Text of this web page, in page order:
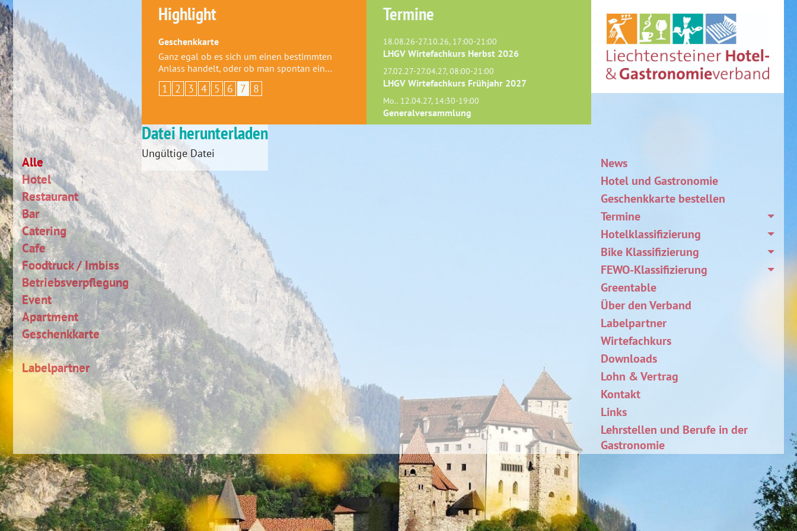
Alle
Hotel
Restaurant
Bar
Catering
Cafe
Foodtruck / Imbiss
Betriebsverpflegung
Event
Apartment
Geschenkkarte
Labelpartner
Highlight
Geschenkkarte
Ganz egal ob es sich um einen bestimmten
Anlass handelt, oder ob man spontan ein…
1 2 3 4 5 6 7 8
Termine
18.08.26-27.10.26, 17:00-21:00
LHGV Wirtefachkurs Herbst 2026
27.02.27-27.04.27, 08:00-21:00
LHGV Wirtefachkurs Frühjahr 2027
Mo.. 12.04.27, 14:30-19:00
Generalversammlung
Datei herunterladen
Ungültige Datei
News
Hotel und Gastronomie
Geschenkkarte bestellen
Termine
Hotelklassifizierung
Bike Klassifizierung
FEWO-Klassifizierung
Greentable
Über den Verband
Labelpartner
Wirtefachkurs
Downloads
Lohn & Vertrag
Kontakt
Links
Lehrstellen und Berufe in der
Gastronomie